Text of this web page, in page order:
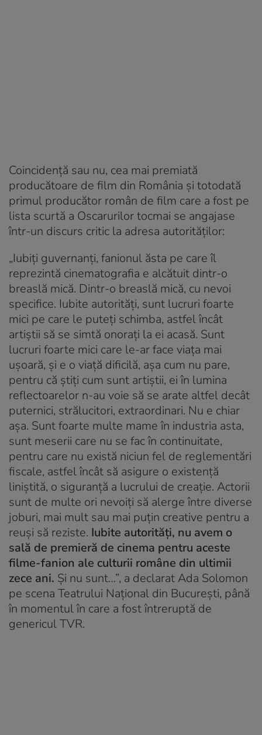
Coincidență sau nu, cea mai premiată
producătoare de film din România și totodată
primul producător român de film care a fost pe
lista scurtă a Oscarurilor tocmai se angajase
într-un discurs critic la adresa autorităților:
„Iubiți guvernanți, fanionul ăsta pe care îl
reprezintă cinematografia e alcătuit dintr-o
breaslă mică. Dintr-o breaslă mică, cu nevoi
specifice. Iubite autorități, sunt lucruri foarte
mici pe care le puteți schimba, astfel încât
artiștii să se simtă onorați la ei acasă. Sunt
lucruri foarte mici care le-ar face viața mai
ușoară, și e o viață dificilă, așa cum nu pare,
pentru că știți cum sunt artiștii, ei în lumina
reflectoarelor n-au voie să se arate altfel decât
puternici, strălucitori, extraordinari. Nu e chiar
așa. Sunt foarte multe mame în industria asta,
sunt meserii care nu se fac în continuitate,
pentru care nu există niciun fel de reglementări
fiscale, astfel încât să asigure o existență
liniștită, o siguranță a lucrului de creație. Actorii
sunt de multe ori nevoiți să alerge între diverse
joburi, mai mult sau mai puțin creative pentru a
reuși să reziste. Iubite autorități, nu avem o
sală de premieră de cinema pentru aceste
filme-fanion ale culturii române din ultimii
zece ani. Și nu sunt…”, a declarat Ada Solomon
pe scena Teatrului Național din București, până
în momentul în care a fost întreruptă de
genericul TVR.